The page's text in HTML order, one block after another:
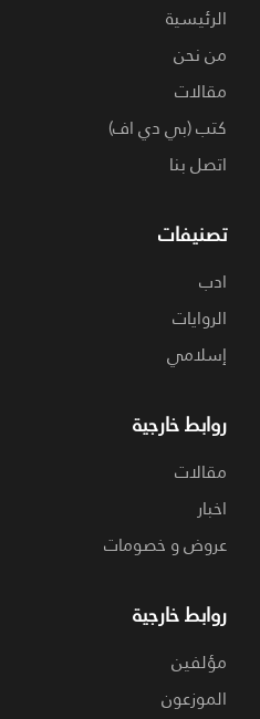
الرئيسية
من نحن
مقالات
كتب (بي دي اف)
اتصل بنا
تصنيفات
ادب
الروايات
إسلامي
روابط خارجية
مقالات
اخبار
عروض و خصومات
روابط خارجية
مؤلفين
الموزعون